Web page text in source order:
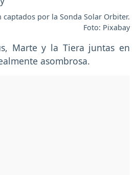
por la Sonda Solar Orbiter.
Foto: Pixabay
Marte y la Tiera juntas en
asombrosa.